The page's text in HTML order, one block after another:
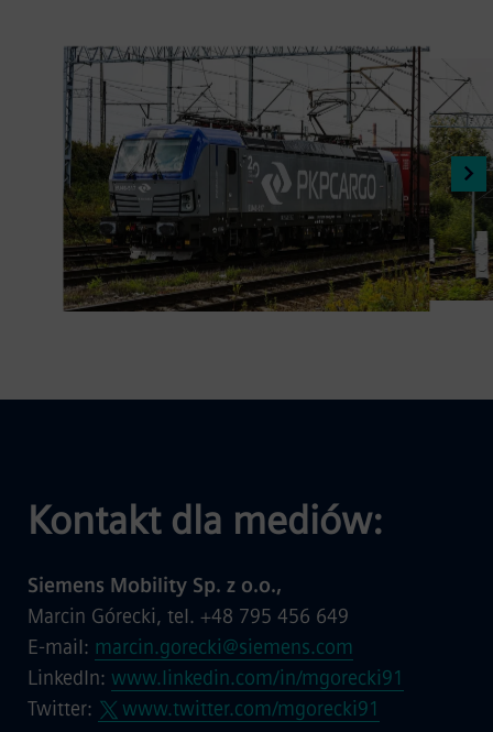
Kontakt dla mediów:
Siemens Mobility Sp. z o.o.,
Marcin Górecki, tel. +48 795 456 649
E-mail: marcin.gorecki@siemens.com
LinkedIn: www.linkedin.com/in/mgorecki91
Twitter:
www.twitter.com/mgorecki91